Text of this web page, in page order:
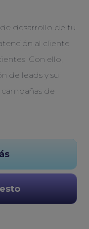
desarrollo de tu
al cliente
Con ello,
de leads y su
campañas de